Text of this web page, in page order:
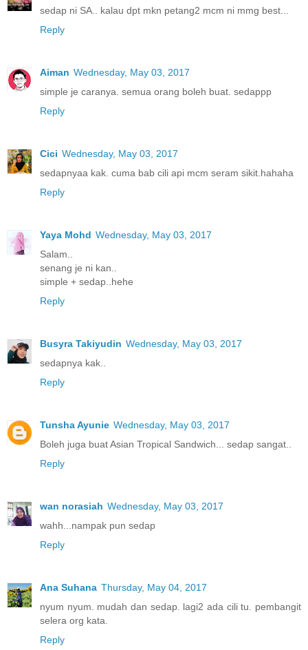
sedap ni SA.. kalau dpt mkn petang2 mcm ni mmg best...
Reply
Aiman Wednesday, May 03, 2017
simple je caranya. semua orang boleh buat. sedappp
Reply
Cici Wednesday, May 03, 2017
sedapnyaa kak. cuma bab cili api mcm seram sikit.hahaha
Reply
Yaya Mohd Wednesday, May 03, 2017
Salam..
senang je ni kan..
simple + sedap..hehe
Reply
Busyra Takiyudin Wednesday, May 03, 2017
sedapnya kak..
Reply
Tunsha Ayunie Wednesday, May 03, 2017
Boleh juga buat Asian Tropical Sandwich... sedap sangat..
Reply
wan norasiah Wednesday, May 03, 2017
wahh...nampak pun sedap
Reply
Ana Suhana Thursday, May 04, 2017
nyum nyum. mudah dan sedap. lagi2 ada cili tu. pembangit
selera org kata.
Reply